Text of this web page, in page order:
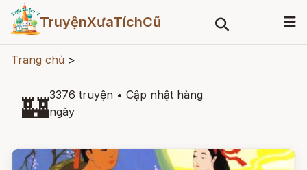
TruyệnXưaTíchCũ
Trang chủ >
🏰3376 truyện • Cập nhật hàng
ngày